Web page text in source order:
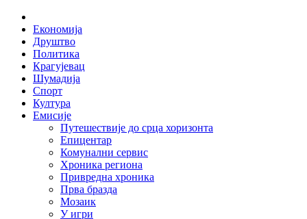
Skip
content
Економија
Друштво
Политика
Крагујевац
Шумадија
Спорт
Култура
Емисије
Путешествије до срца хоризонта
Епицентар
Комунални сервис
Хроника региона
Привредна хроника
Прва бразда
Мозаик
У игри